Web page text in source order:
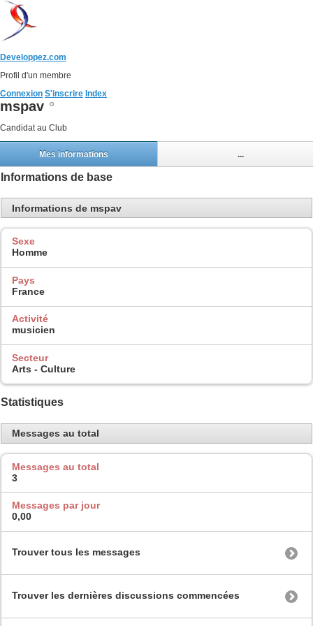
Developpez.com
Profil d'un membre
Connexion S'inscrire Index
mspav
Candidat au Club
Mes informations ...
Informations de base
Informations de mspav
Sexe
Homme
Pays
France
Activité
musicien
Secteur
Arts - Culture
Statistiques
Messages au total
Messages au total
3
Messages par jour
0,00
Trouver tous les messages
Trouver les dernières discussions commencées